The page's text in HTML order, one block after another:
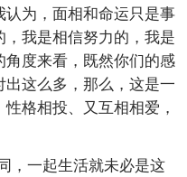
为，面相和命运只是事
我是相信努力的，我是
度来看，既然你们的感
这么多，那么，这是一
格相投、又互相相爱，
，一起生活就未必是这